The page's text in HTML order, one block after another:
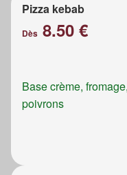
Pizza kebab
Dès 8.50 €
Base crème,
poivrons